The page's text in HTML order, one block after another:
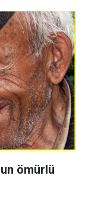
ömürlü